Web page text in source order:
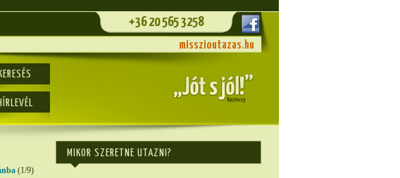
+36 20 565 3258
misszioutazas.hu
KERESÉS
(1/9)
MIKOR SZERETNE UTAZNI?